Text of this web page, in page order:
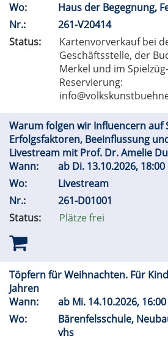
Wo:
Haus der Begegnung,
Nr.:
261-V20414
Status:
Kartenvorverkauf bei
Geschäftsstelle, der
Merkel und im
Reservierung:
Warum folgen wir Influencern auf
Erfolgsfaktoren, Beeinflussung
Livestream mit Prof. Dr. Amelie
Wann:
ab Di. 13.10.2026,
Wo:
Livestream
Nr.:
261-D01001
Status:
Plätze frei
Töpfern für Weihnachten. Für
Jahren
Wann:
ab Mi. 14.10.2026,
Wo:
Bärenfelsschule,
vhs